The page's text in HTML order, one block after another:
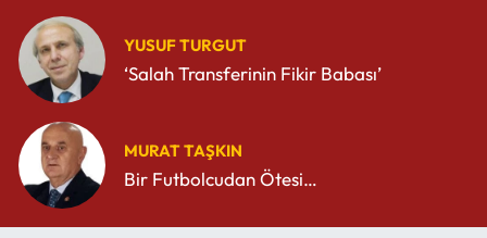
YUSUF TURGUT
‘Salah Transferinin Fikir Babası’
MURAT TAŞKIN
Bir Futbolcudan Ötesi…